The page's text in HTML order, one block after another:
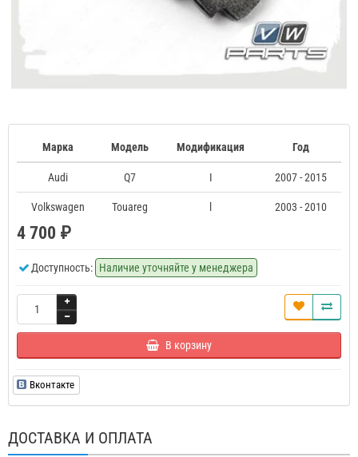
Марка Модель Модификация Год
Audi Q7 I 2007 - 2015
Volkswagen Touareg 2003 - 2010
4 700 ₽
Доступность: Наличие уточняйте у менеджера
В корзину
Вконтакте
ДОСТАВКА И ОПЛАТА